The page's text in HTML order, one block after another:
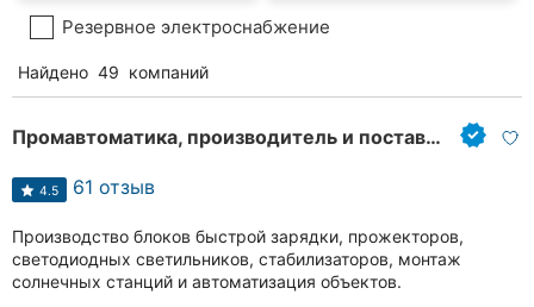
Резервное электроснабжение
Найдено 49 компаний
Промавтоматика, производитель и поставщик электроники в Украине
4.5 61 отзыв
Производство блоков быстрой зарядки, прожекторов,
светодиодных светильников, стабилизаторов, монтаж
солнечных станций и автоматизация объектов.